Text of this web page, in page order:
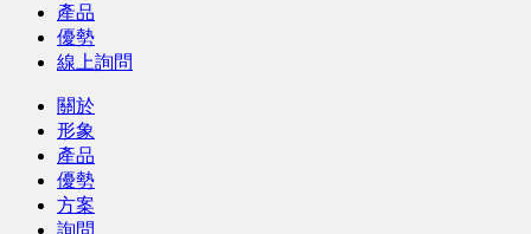
產品
優勢
線上詢問
關於
形象
產品
優勢
方案
詢問